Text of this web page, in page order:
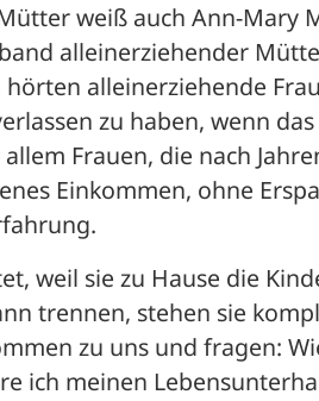
weiß auch Ann-Mary
alleinerziehender
alleinerziehende
zu haben, wenn
Frauen, die nach
Einkommen, ohne
weil sie zu Hause die
trennen, stehen sie
zu uns und fragen:
ich meinen